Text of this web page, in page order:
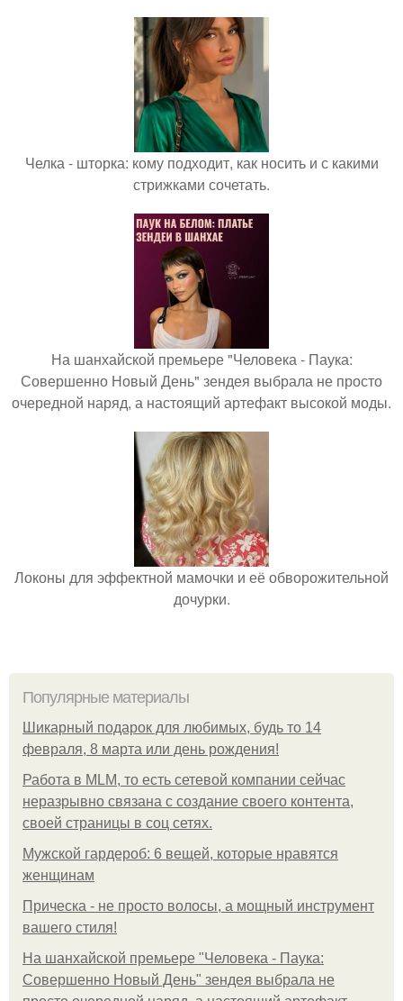
Челка - шторка: кому подходит, как носить и с какими
стрижками сочетать.
На шанхайской премьере "Человека - Паука:
Совершенно Новый День" зендея выбрала не просто
очередной наряд, а настоящий артефакт высокой моды.
Локоны для эффектной мамочки и её обворожительной
дочурки.
Популярные материалы
Шикарный подарок для любимых, будь то 14
февраля, 8 марта или день рождения!
Работа в MLM, то есть сетевой компании сейчас
неразрывно связана с создание своего контента,
своей страницы в соц сетях.
Мужской гардероб: 6 вещей, которые нравятся
женщинам
Прическа - не просто волосы, а мощный инструмент
вашего стиля!
На шанхайской премьере "Человека - Паука:
Совершенно Новый День" зендея выбрала не